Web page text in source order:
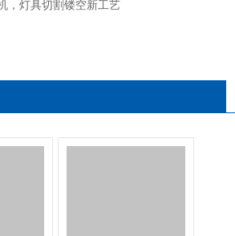
，灯具切割镂空新工艺